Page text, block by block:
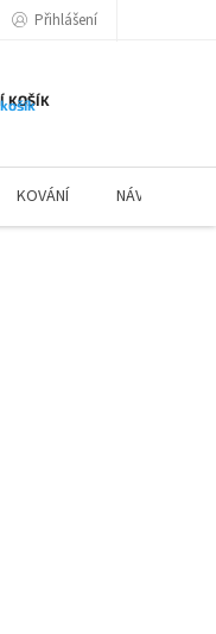
Přihlášení
KOŠÍK
KOVÁNÍ NÁVODY